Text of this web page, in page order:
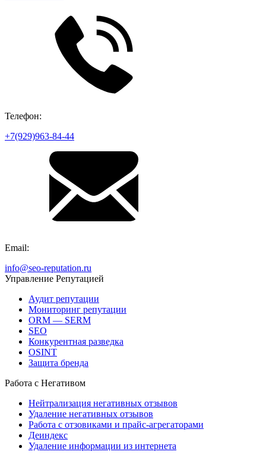
Телефон:
+7(929)963-84-44
Email:
info@seo-reputation.ru
Управление Репутацией
Аудит репутации
Мониторинг репутации
ORM — SERM
SEO
Конкурентная разведка
OSINT
Защита бренда
Работа с Негативом
Нейтрализация негативных отзывов
Удаление негативных отзывов
Работа с отзовиками и прайс-агрегаторами
Деиндекс
Удаление информации из интернета